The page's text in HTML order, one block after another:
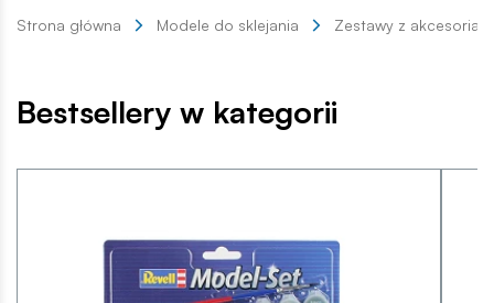
Strona główna Modele do sklejania Zestawy z akcesoriami
Bestsellery w kategorii